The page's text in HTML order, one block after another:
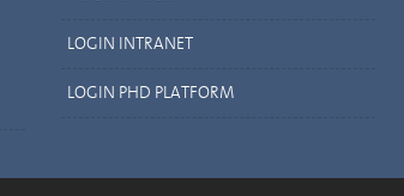
LOGIN INTRANET
LOGIN PHD PLATFORM